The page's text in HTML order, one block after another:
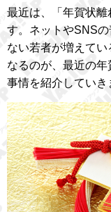
最近は、「年賀状離
す。ネットやSNS
ない若者が増えて
なるのが、最近の
事情を紹介していき